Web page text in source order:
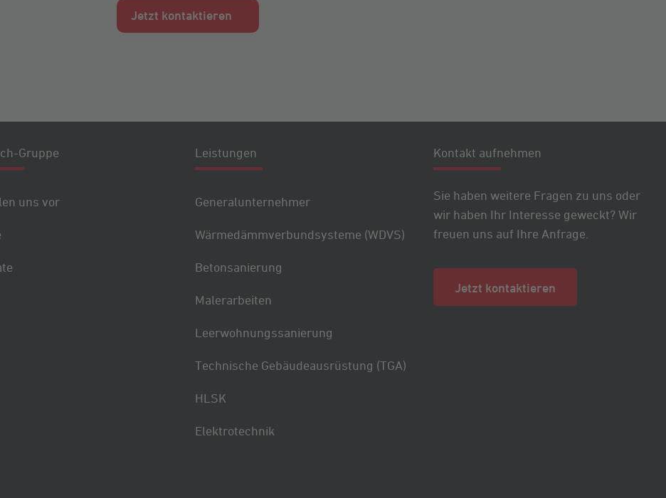
Jetzt kontaktieren
Gruppe
uns vor
Leistungen
Generalunternehmer
Wärmedämm­verbundsysteme (WDVS)
Betonsanierung
Malerarbeiten
Leer­wohnungs­sanierung
Technische Gebäudeausrüstung (TGA)
HLSK
Elektrotechnik
Kontakt aufnehmen
Sie haben weitere Fragen zu uns oder
wir haben Ihr Interesse geweckt? Wir
freuen uns auf Ihre Anfrage.
Jetzt kontaktieren